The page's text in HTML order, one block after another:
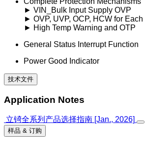
► VIN_Bulk Input Supply OVP
► OVP, UVP, OCP, HCW for
► High Temp Warning and OTP
General Status Interrupt Function
Power Good Indicator
技术文件
Application Notes
立锜全系列产品选择指南 [Jan., 2026]
样品 & 订购